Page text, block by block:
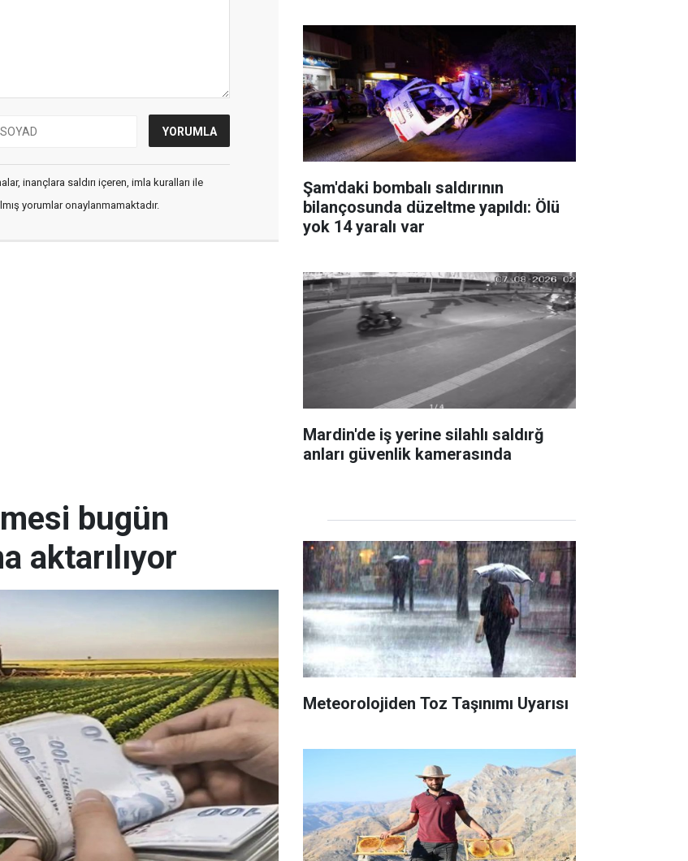
inançlara saldırı içeren, imla kuralları ile
yorumlar onaylanmamaktadır.
Şam'daki bombalı saldırının
bilançosunda düzeltme yapıldı: Ölü
yok 14 yaralı var
Mardin'de iş yerine silahlı saldırğ
anları güvenlik kamerasında
bugün
aktarılıyor
Meteorolojiden Toz Taşınımı Uyarısı